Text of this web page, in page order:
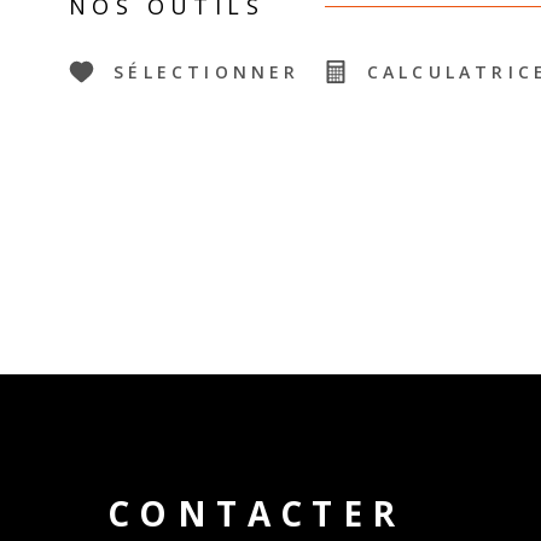
NOS OUTILS
SÉLECTIONNER CALCULATRICE
CONTACTER